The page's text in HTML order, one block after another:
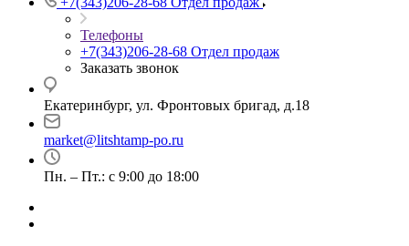
Телефоны
+7(343)206-28-68 Отдел продаж
Заказать звонок
Екатеринбург, ул. Фронтовых бригад, д.18
market@litshtamp-po.ru
Пн. – Пт.: с 9:00 до 18:00